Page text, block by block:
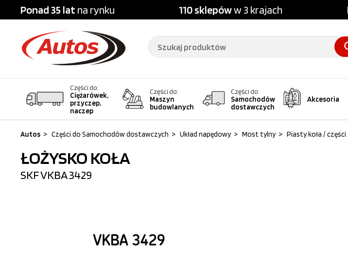
Ponad 35 lat na rynku 110 sklepóww 3 krajach
Części do:
Ciężarówek,
przyczep,
naczep
Części do:
Maszyn
budowlanych
Części do:
Samochodów
dostawczych
Akcesoria
Autos > Części do Samochodów dostawczych > Układ napędowy > Most tylny > Piasty koła /
ŁOŻYSKO KOŁA
SKFVKBA 3429